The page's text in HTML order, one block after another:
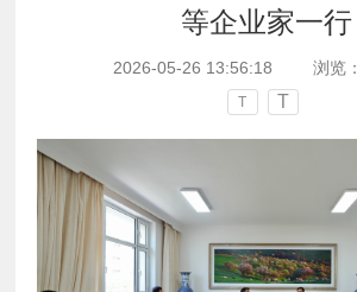
等企业家一行
2026-05-26 13:56:18 浏览：
T T